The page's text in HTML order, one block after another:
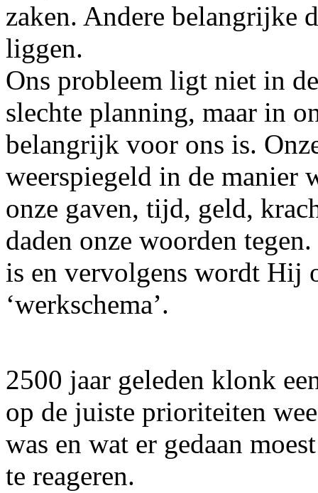
zaken. Andere belangrijke
liggen.
Ons probleem ligt niet in
slechte planning, maar in
belangrijk voor ons is.
weerspiegeld in de manier
onze gaven, tijd, geld,
daden onze woorden
is en vervolgens wordt Hij
‘werkschema’.
2500 jaar geleden klonk
op de juiste prioriteiten
was en wat er gedaan
te reageren.